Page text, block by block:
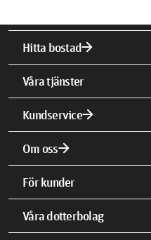
Hitta bostadarrow_forward
Våra tjänster
Kundservicearrow_forward
Om ossarrow_forward
För kunder
Våra dotterbolag